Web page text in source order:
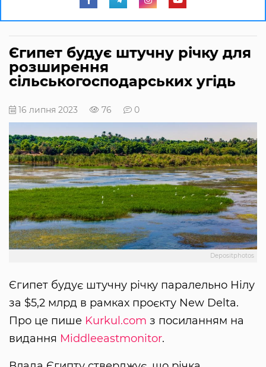
Єгипет будує штучну річку для
розширення
сільськогосподарських угідь
16 липня 2023 76 0
Depositphotos
Єгипет будує штучну річку паралельно Нілу
за $5,2 млрд в рамках проєкту New Delta.
Про це пише Kurkul.com з посиланням на
видання Middleeastmonitor.